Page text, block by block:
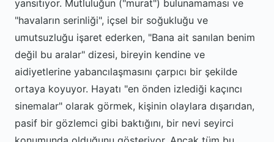
yansıtıyor. Mutluluğun ("murat") bulunamaması ve
"havaların serinliği", içsel bir soğukluğu ve
umutsuzluğu işaret ederken, "Bana ait sanılan benim
değil bu aralar" dizesi, bireyin kendine ve
aidiyetlerine yabancılaşmasını çarpıcı bir şekilde
ortaya koyuyor. Hayatı "en önden izlediği kaçıncı
sinemalar" olarak görmek, kişinin olaylara dışarıdan,
pasif bir gözlemci gibi baktığını, bir nevi seyirci